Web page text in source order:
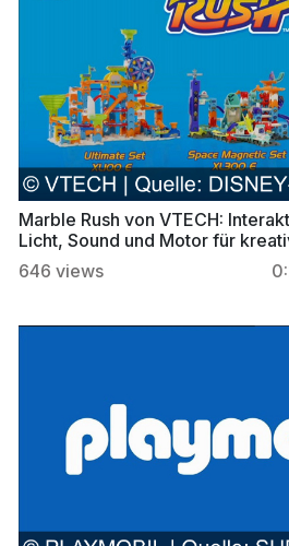
Marble Rush von VTECH:
Licht, Sound und Motor für
Kinderabenteuer
646 views